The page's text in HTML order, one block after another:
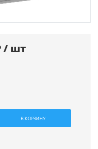
/ шт
В КОРЗИНУ